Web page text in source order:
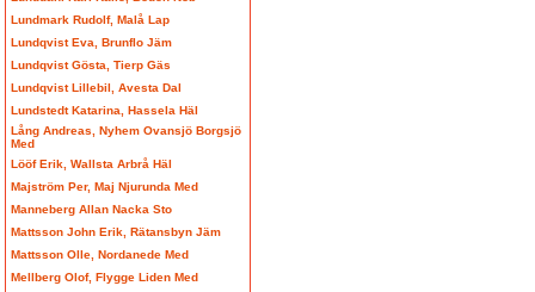
Lundmark Rudolf, Malå Lap
Lundqvist Eva, Brunflo Jäm
Lundqvist Gösta, Tierp Gäs
Lundqvist Lillebil, Avesta Dal
Lundstedt Katarina, Hassela Häl
Lång Andreas, Nyhem Ovansjö Borgsjö
Med
Lööf Erik, Wallsta Arbrå Häl
Majström Per, Maj Njurunda Med
Manneberg Allan Nacka Sto
Mattsson John Erik, Rätansbyn Jäm
Mattsson Olle, Nordanede Med
Mellberg Olof, Flygge Liden Med